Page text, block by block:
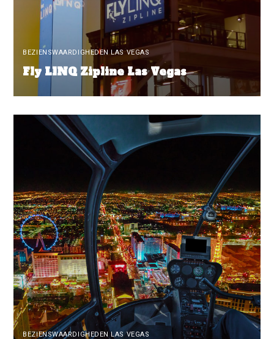
BEZIENSWAARDIGHEDEN LAS VEGAS
Fly LINQ Zipline Las Vegas
BEZIENSWAARDIGHEDEN LAS VEGAS